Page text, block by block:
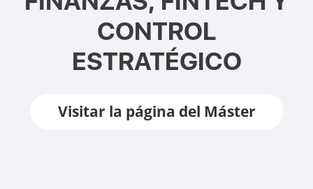
CONTROL
ESTRATÉGICO
Visitar la página del Máster